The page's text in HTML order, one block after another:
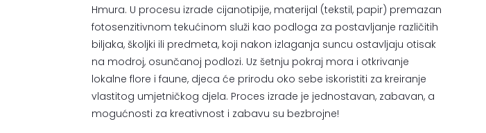
Hmura. U procesu izrade cijanotipije, materijal (tekstil, papir) premazan
fotosenzitivnom tekućinom služi kao podloga za postavljanje različitih
biljaka, školjki ili predmeta, koji nakon izlaganja suncu ostavljaju otisak
na modroj, osunčanoj podlozi. Uz šetnju pokraj mora i otkrivanje
lokalne flore i faune, djeca će prirodu oko sebe iskoristiti za kreiranje
vlastitog umjetničkog djela. Proces izrade je jednostavan, zabavan, a
mogućnosti za kreativnost i zabavu su bezbrojne!